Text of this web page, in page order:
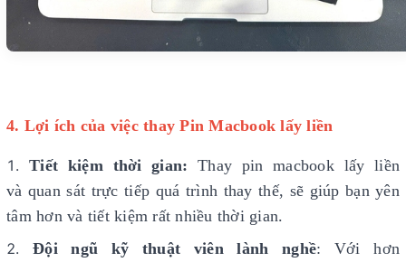
4. Lợi ích của việc thay Pin Macbook lấy liền
Tiết kiệm thời gian: Thay pin macbook lấy liền
và quan sát trực tiếp quá trình thay thế, sẽ giúp bạn yên
tâm hơn và tiết kiệm rất nhiều thời gian.
Đội ngũ kỹ thuật viên lành nghề: Với hơn